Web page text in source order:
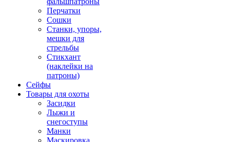
Перчатки
Сошки
Станки, упоры,
мешки для
стрельбы
Стикхант
(наклейки на
патроны)
Сейфы
Товары для охоты
Засидки
Лыжи и
снегоступы
Манки
Маскировка